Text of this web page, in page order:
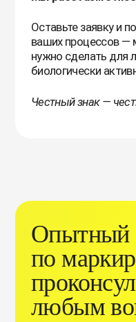
Оставьте заявку и
ваших процессов —
нужно сделать для
биологически
Честный знак —
Опытный
по
любым